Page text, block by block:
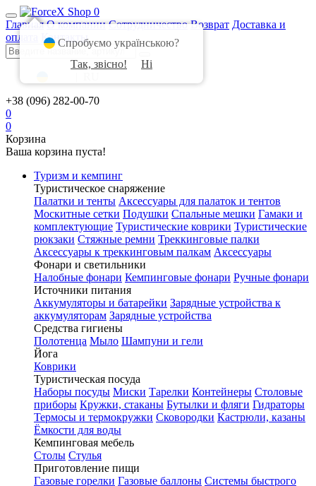
0
Главная О компании Сотрудничество Возврат Доставка и
оплата
Контакты
+38 (096) 282-00-70
0
0
Корзина
Ваша корзина пуста!
Туризм и кемпинг
Туристическое снаряжение
Палатки и тенты Аксессуары для палаток и тентов
Москитные сетки Подушки Спальные мешки Гамаки и
комплектующие Туристические коврики Туристические
рюкзаки Стяжные ремни Треккинговые палки
Аксессуары к треккинговым палкам Аксессуары
Фонари и светильники
Налобные фонари Кемпинговые фонари Ручные фонари
Источники питания
Аккумуляторы и батарейки Зарядные устройства к
аккумуляторам Зарядные устройства
Средства гигиены
Полотенца Мыло Шампуни и гели
Йога
Коврики
Туристическая посуда
Наборы посуды Миски Тарелки Контейнеры Столовые
приборы Кружки, стаканы Бутылки и фляги Гидраторы
Термосы и термокружки Сковородки Кастрюли, казаны
Ёмкости для воды
Кемпинговая мебель
Столы Стулья
Приготовление пищи
Газовые горелки Газовые баллоны Системы быстрого
Спробуємо українською?
Так, звісно!
Ні